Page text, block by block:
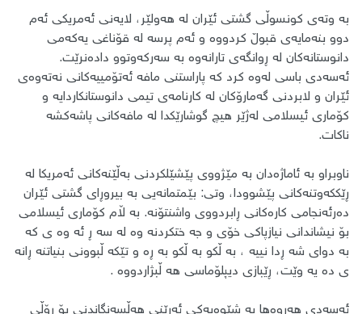
بە وتەی کونسوڵی گشتی ئێران لە هەولێر، لایەنی ئەمریکی ئەم
دوو بنەمایەی قبوڵ کردووە و ئەم پرسە لە قۆناغی یەکەمی
دانوستانەکان لە ڕوانگەی تارانەوە بە سەرکەوتوو دادەنرێت.
ئەسەدی باسی لەوە کرد کە پاراستنی مافە ئەتۆمییەکانی نەتەوەی
ئێران و لابردنی گەمارۆکان لە کارنامەی تیمی دانوستانکاردایە و
کۆماری ئیسلامی لەژێر هیچ گوشارێکدا لە مافەکانی پاشەکشە
ناکات.
ناوبراو بە ئاماژەدان بە مێژووی پێشێلکردنی بەڵێنەکانی ئەمریکا لە
ڕێککەوتنەکانی پێشوودا، وتی: بێمتمانەیی بە بیروڕای گشتی ئێران
دەرئەنجامی کارەکانی ڕابردووی واشنتۆنە. به ڵام کۆماری ئیسلامی
بۆ نیشاندانی نیازپاکی خۆی و جه ختکردنه وه له سه ڕ ئه وه ی که
به دوای شه ڕدا نییه ، به ڵکو به ڵکو به ڕه و تێکه ڵبوونی بنیاتنه ڕانه
ی ده یه وێت، ڕێبازی دیپلۆماسی هه ڵبژاردووه .
ئەسەدی هەروەها بە شێوەیەکی ئەرێنی هەڵسەنگاندنی بۆ ڕۆڵی